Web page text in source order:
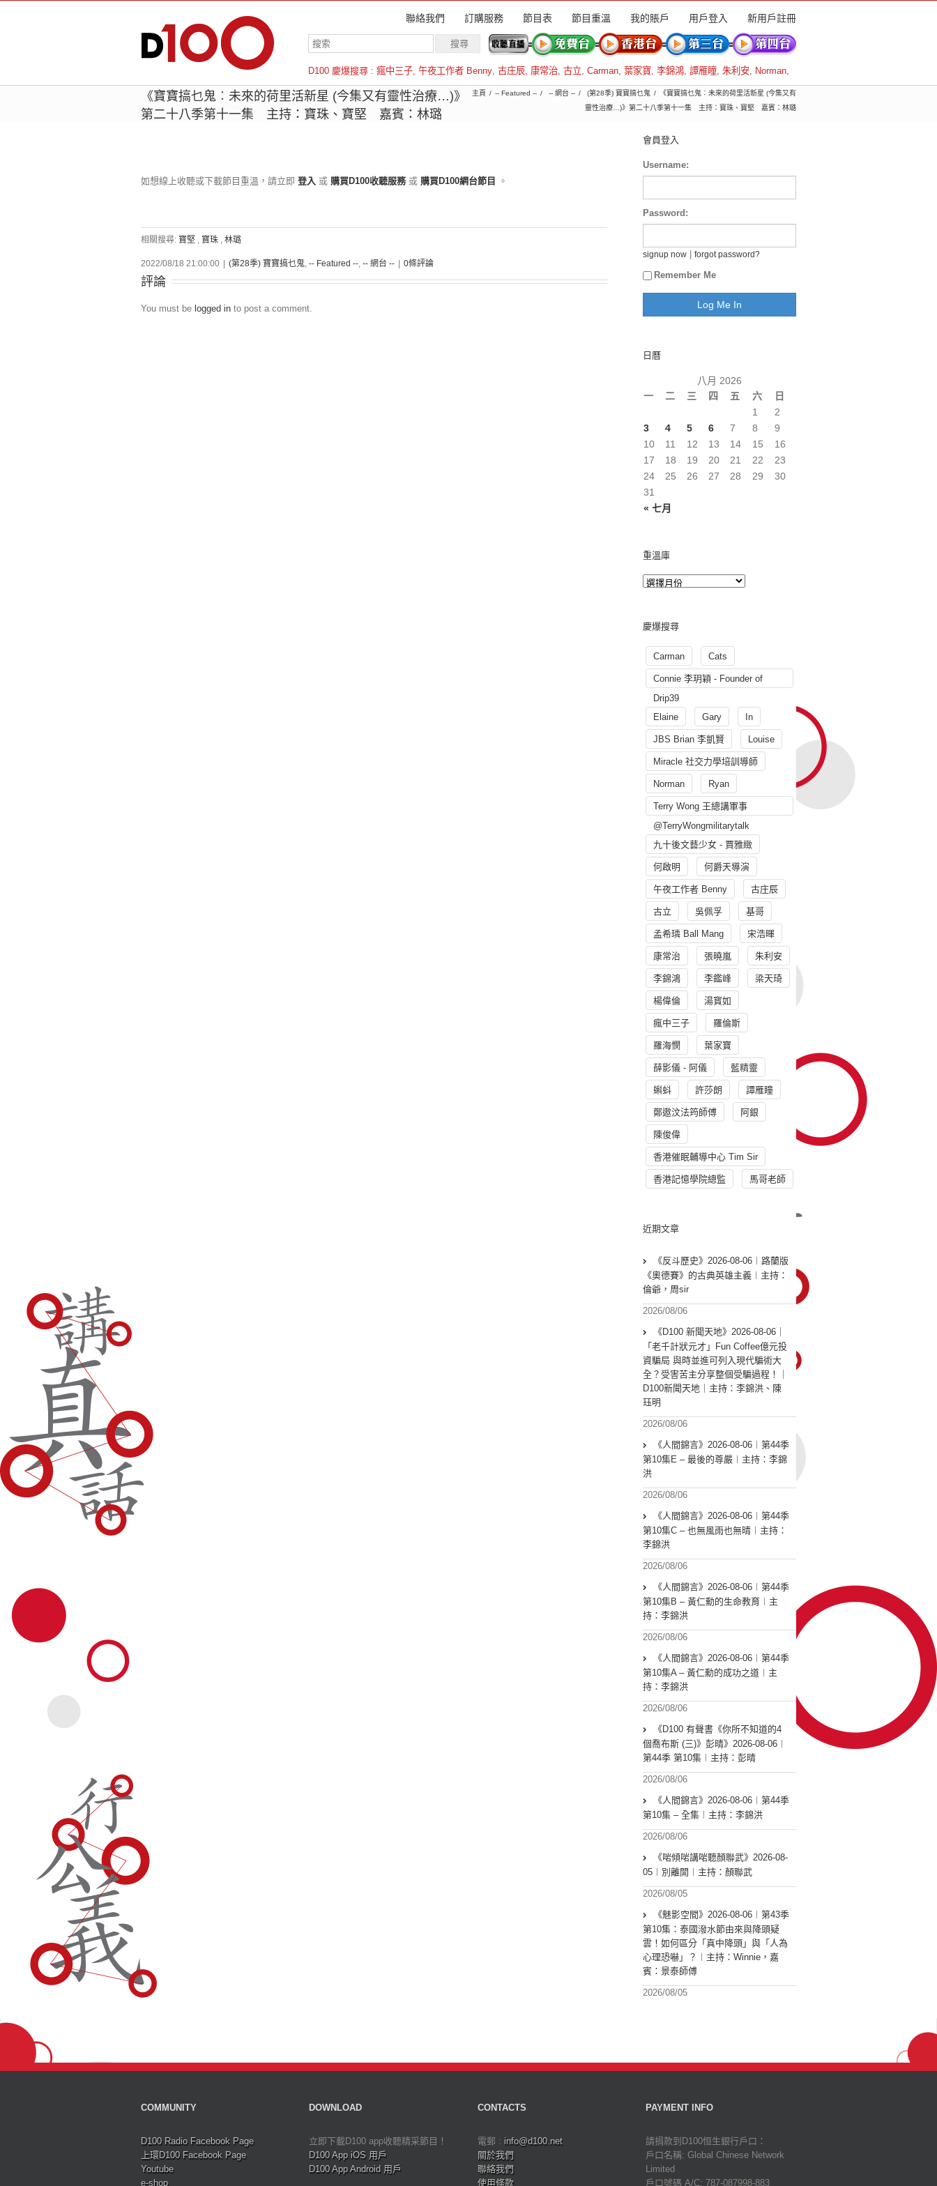
聯絡我們 訂購服務 節目表 節目重溫 我的賬戶 用戶登入 新用戶註冊
D100 慶爆搜尋 : 瘋中三子, 午夜工作者 Benny, 古庄辰, 康常治, 古立, Carman, 葉家寶, 李錦鴻, 譚雁瞳, 朱利安, Norman,
羅倫斯
《寶寶搞乜鬼︰未來的荷里活新星 (今集又有靈性治療…)》
第二十八季第十一集 主持：寶珠、寶堅 嘉賓：林璐
主頁 -- Featured -- -- 網台 -- (第28季) 寶寶搞乜鬼
《寶寶搞乜鬼︰未來的荷里活新星 (今集又有
靈性治療…)》第二十八季第十一集 主持：寶珠、寶堅 嘉賓：林璐
如想線上收聽或下載節目重溫，請立即 登入 或 購買D100收聽服務 或 購買D100網台節目 。
相關搜尋: 寶堅 , 寶珠 , 林璐
2022/08/18 21:00:00 (第28季) 寶寶搞乜鬼, -- Featured --, -- 網台 -- 0條評論
評論
You must be logged in to post a comment.
會員登入
Username:
Password:
signup now forgot password?
Remember Me
日曆
八月 2026
一
二 三 四 五 六 日
« 七月
1
2
3
4 5 6 7 8
9
10
11 12 13 14 15
16
17
18 19 20 21 22
23
24
25 26 27 28 29
30
31
重溫庫
慶爆搜尋
Carman Cats
Connie 李玥穎 - Founder of
Drip39
Elaine
Gary In
JBS Brian 李凱賢 Louise
Miracle 社交力學培訓導師
Norman Ryan
Terry Wong 王總講軍事
@TerryWongmilitarytalk
九十後文藝少女 - 賈雅緻
何啟明 何爵天導演
午夜工作者 Benny 古庄辰
古立 吳佩孚 基哥
孟希璘 Ball Mang 宋浩暉
康常治 張曉嵐 朱利安
李錦鴻 李鑑峰 梁天琦
楊偉倫 湯寳如
瘋中三子 羅倫斯
羅海憫 葉家寶
薛影儀 - 阿儀 藍精靈
蝌蚪 許莎朗 譚雁瞳
鄭遨汶法筠師傅 阿銀
陳俊偉
香港催眠輔導中心 Tim Sir
香港記憶學院總監 馬哥老師
近期文章
《反斗歷史》2026-08-06︱路蘭版
《奧德賽》的古典英雄主義︱主持：
倫爺，周sir
2026/08/06
《D100 新聞天地》2026-08-06｜
「老千計狀元才」Fun Coffee億元投
資騙局 與時並進可列入現代騙術大
全？受害苦主分享整個受騙過程！｜
D100新聞天地｜主持：李錦洪、陳
珏明
2026/08/06
《人間錦言》2026-08-06︱第44季
第10集E – 最後的尊嚴︱主持：李錦
洪
2026/08/06
《人間錦言》2026-08-06︱第44季
第10集C – 也無風雨也無晴︱主持：
李錦洪
2026/08/06
《人間錦言》2026-08-06︱第44季
第10集B – 黃仁勳的生命教育︱主
持：李錦洪
2026/08/06
《人間錦言》2026-08-06︱第44季
第10集A – 黃仁勳的成功之道︱主
持：李錦洪
2026/08/06
《D100 有聲書《你所不知道的4
個喬布斯 (三)》彭晴》2026-08-06︱
第44季 第10集︱主持：彭晴
2026/08/06
《人間錦言》2026-08-06︱第44季
第10集 – 全集︱主持：李錦洪
2026/08/06
《啱傾啱講啱聽顏聯武》2026-08-
05︱別離開︱主持：顏聯武
2026/08/05
《魅影空間》2026-08-06︱第43季
第10集：泰國潑水節由來與降頭疑
雲！如何區分「真中降頭」與「人為
心理恐嚇」？︱主持：Winnie，嘉
賓：景泰師傅
2026/08/05
COMMUNITY
D100 Radio Facebook Page
上環D100 Facebook Page
Youtube
e-shop
DOWNLOAD
立即下載D100 app收聽精采節目！
D100 App iOS 用戶
D100 App Android 用戶
CONTACTS
電郵 : info@d100.net
關於我們
聯絡我們
使用條款
PAYMENT INFO
請捐款到D100恒生銀行戶口：
戶口名稱: Global Chinese Network
Limited
戶口號碼 A/C: 787-087998-883